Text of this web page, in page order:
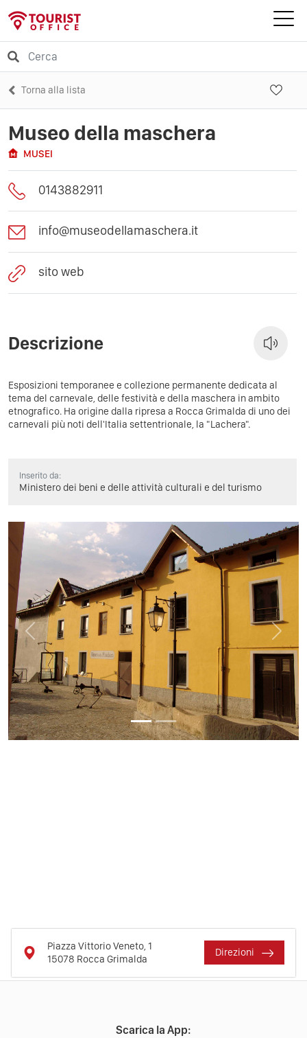
Torna alla lista
Museo della maschera
MUSEI
0143882911
info@museodellamaschera.it
sito web
Descrizione
Esposizioni temporanee e collezione permanente dedicata al
tema del carnevale, delle festività e della maschera in ambito
etnografico. Ha origine dalla ripresa a Rocca Grimalda di uno dei
carnevali più noti dell'Italia settentrionale, la "Lachera".
Inserito da:
Ministero dei beni e delle attività culturali e del turismo
Previous Next
Piazza Vittorio Veneto, 1
15078 Rocca Grimalda
Direzioni
Scarica la App: